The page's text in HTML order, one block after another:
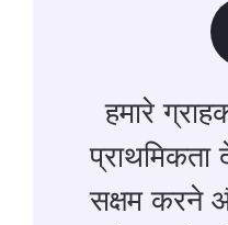
हमारे
सक्षम करने